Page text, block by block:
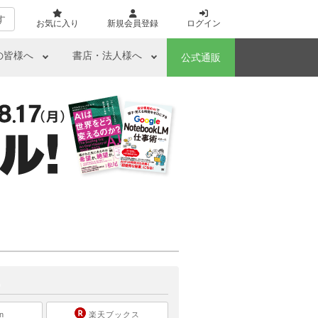
お気に入り 新規会員登録 ログイン
皆様へ 書店・法人様へ 公式通販
楽天ブックス